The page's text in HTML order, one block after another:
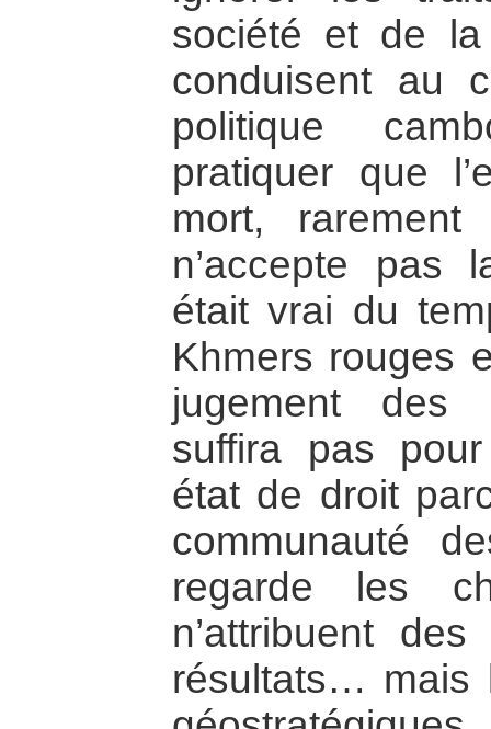
société et de
conduisent au
politique
pratiquer que
mort,
n’accepte pas
était vrai du
Khmers rouges
jugement des
suffira pas pour
état de droit
communauté
regarde les
n’attribuent
résultats… mais